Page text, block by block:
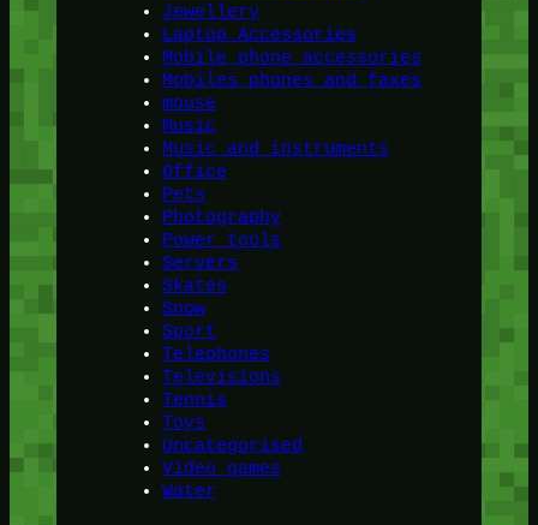
Jewellery
Laptop Accessories
Mobile phone accessories
Mobiles phones and faxes
mouse
Music
Music and instruments
Office
Pets
Photography
Power tools
Servers
Skates
Snow
Sport
Telephones
Televisions
Tennis
Toys
Uncategorised
Video games
Water